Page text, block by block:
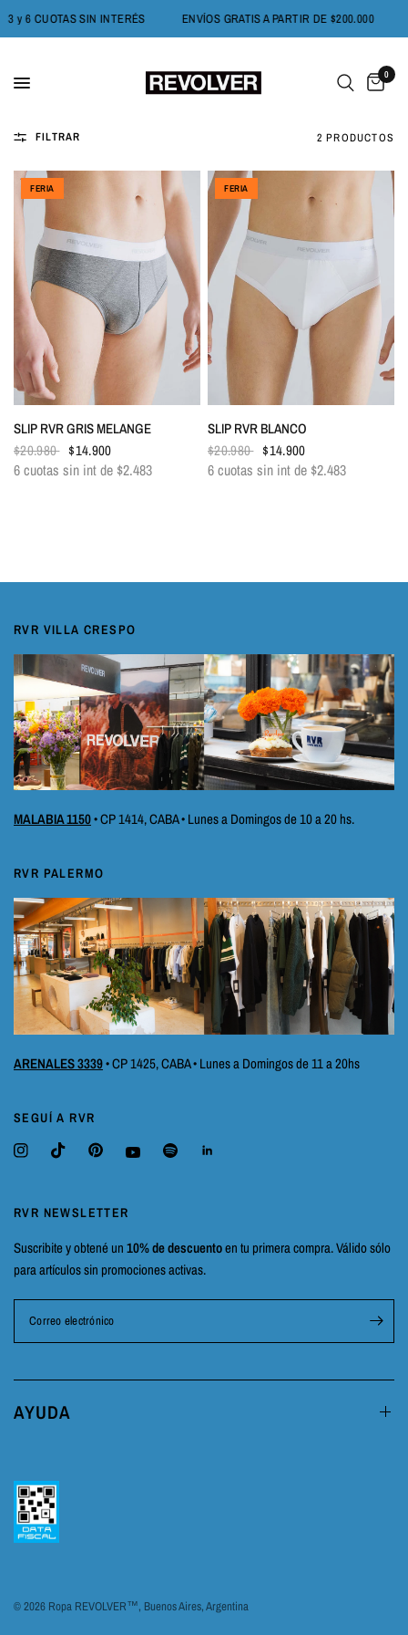
3 y 6 CUOTAS SIN INTERÉS ENVÍOS GRATIS A PARTIR DE $200.000
0
FILTRAR 2 PRODUCTOS
FERIA
VISTA RÁPIDA
SLIP RVR GRIS MELANGE
$20.980
$14.900
6 cuotas sin int de $2.483
FERIA
VISTA RÁPIDA
SLIP RVR BLANCO
$20.980
$14.900
6 cuotas sin int de $2.483
RVR VILLA CRESPO
MALABIA 1150• CP 1414, CABA • Lunes a Domingos de 10 a 20 hs.
RVR PALERMO
ARENALES 3339• CP 1425, CABA • Lunes a Domingos de 11 a 20hs
SEGUÍ A RVR
RVR NEWSLETTER
Suscribite y obtené un10% de descuentoen tu primera compra. Válido sólo
para artículos sin promociones activas.
Correo electrónico
AYUDA
© 2026 Ropa REVOLVER™, Buenos Aires, Argentina